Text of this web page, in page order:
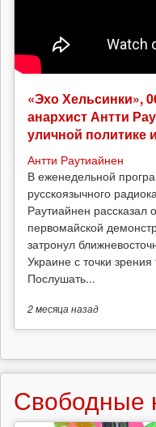
«Эхо Хельсинки»,
анархист Антти
уличной политике
Антти Раутиайнен
В еженедельной
русскоязычного
Раутиайнен
первомайской
затронул
Украине с точки
Послушать...
2 месяца назад
Свободные